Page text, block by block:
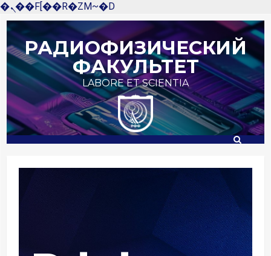
�ܢ��F[��R�ZM~�D
Перейти
содержимому
РАДИОФИЗИЧЕСКИЙ
ФАКУЛЬТЕТ
LABORE ET SCIENTIA
Внеси